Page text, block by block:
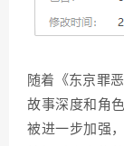
随着《东京罪
故事深度和角
被进一步加强